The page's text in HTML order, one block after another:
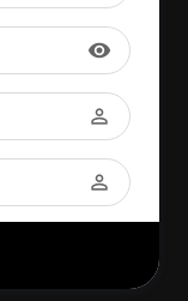
visibility
perm_identity
perm_identity